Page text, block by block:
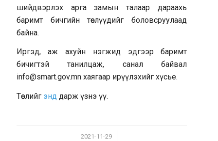
шийдвэрлэх арга замын талаар дараахь
баримт бичгийн төслүүдийг боловсруулаад
байна.
Иргэд, аж ахуйн нэгжид эдгээр баримт
бичигтэй танилцаж, санал байвал
info@smart.gov.mn хаягаар ирүүлэхийг хүсье.
Төслийг энддарж үзнэ үү.
2021-11-29
/